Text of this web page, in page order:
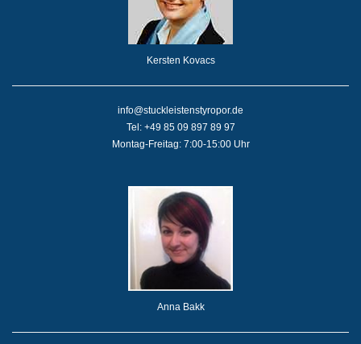
Kersten Kovacs
info@stuckleistenstyropor.de
Tel: +49 85 09 897 89 97
Montag-Freitag: 7:00-15:00 Uhr
Anna Bakk